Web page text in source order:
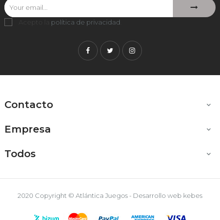
Acepto la política de privacidad
FacebookTwitterInstagram
Contacto 
Empresa 
Todos 
2020 Copyright © Atlántica Juegos - Desarrollo web kebes